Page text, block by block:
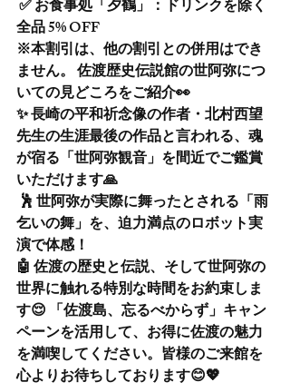
全品 5% OFF
※本割引は、他の割引との併用はでき
ません。 佐渡歴史伝説館の世阿弥につ
いての見どころをご紹介👀
✨ 長崎の平和祈念像の作者・北村西望
先生の生涯最後の作品と言われる、魂
が宿る「世阿弥観音」を間近でご鑑賞
いただけます🙏
乞いの舞」を、迫力満点のロボット実
演で体感！
🤖 佐渡の歴史と伝説、そして世阿弥の
世界に触れる特別な時間をお約束しま
す😌 「佐渡島、忘るべからず」キャン
ペーンを活用して、お得に佐渡の魅力
を満喫してください。皆様のご来館を
心よりお待ちしております😊💖